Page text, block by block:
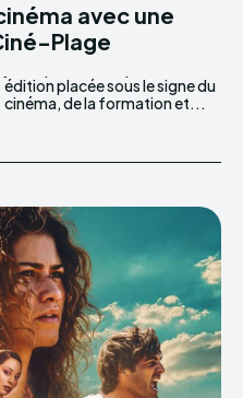
avec une
Plage
cinéma, de la formation et...